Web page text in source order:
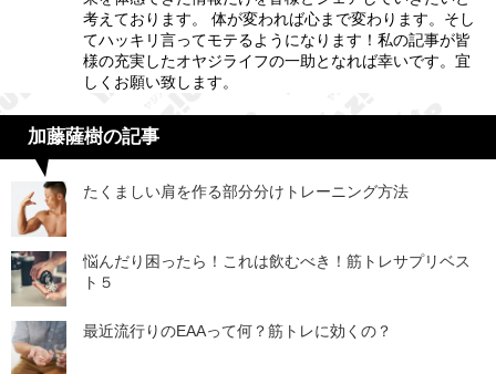
考えております。 体が変われば心まで変わります。そし
てハッキリ言ってモテるようになります！私の記事が皆
様の充実したオヤジライフの一助となれば幸いです。宜
しくお願い致します。
加藤薩樹の記事
たくましい肩を作る部分分けトレーニング方法
悩んだり困ったら！これは飲むべき！筋トレサプリベス
ト５
最近流行りのEAAって何？筋トレに効くの？